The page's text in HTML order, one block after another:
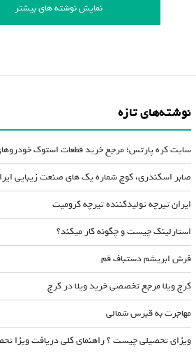
نمایش نوشته های بیشتر
نوشته‌های تازه
سایت کره پارتس؛ مرجع خرید قطعات استوک
صابر اسکندری، کوچ شماره یک های صنعت زیبایی
ایران تیرچه تولیدکننده تیرچه کرومیت
استارلینک چیست و چگونه کار میکند؟
فرش ابریشم دستباف قم
کرج ویلا مرجع تخصصی خرید ویلا در کرج
مهاجرت به قبرس شمالی
ویزای تحصیلی چیست ؟ راهنمای کلی دریافت ویزا